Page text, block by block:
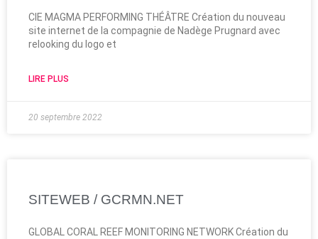
CIE MAGMA PERFORMING THÉÂTRE Création du nouveau
site internet de la compagnie de Nadège Prugnard avec
relooking du logo et
LIRE PLUS
20 septembre 2022
SITEWEB / GCRMN.NET
GLOBAL CORAL REEF MONITORING NETWORK Création du